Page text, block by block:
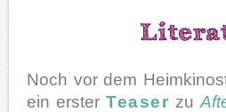
Noch vor dem
ein ersterTeaser zu